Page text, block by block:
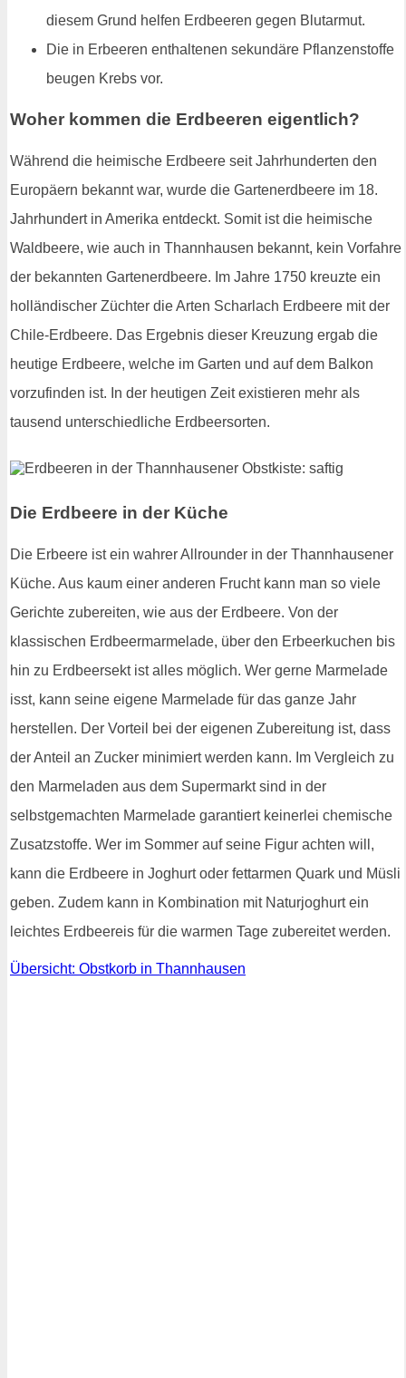
diesem Grund helfen Erdbeeren gegen Blutarmut.
Die in Erbeeren enthaltenen sekundäre Pflanzenstoffe
beugen Krebs vor.
Woher kommen die Erdbeeren eigentlich?
Während die heimische Erdbeere seit Jahrhunderten den
Europäern bekannt war, wurde die Gartenerdbeere im 18.
Jahrhundert in Amerika entdeckt. Somit ist die heimische
Waldbeere, wie auch in Thannhausen bekannt, kein Vorfahre
der bekannten Gartenerdbeere. Im Jahre 1750 kreuzte ein
holländischer Züchter die Arten Scharlach Erdbeere mit der
Chile-Erdbeere. Das Ergebnis dieser Kreuzung ergab die
heutige Erdbeere, welche im Garten und auf dem Balkon
vorzufinden ist. In der heutigen Zeit existieren mehr als
tausend unterschiedliche Erdbeersorten.
Die Erdbeere in der Küche
Die Erbeere ist ein wahrer Allrounder in der Thannhausener
Küche. Aus kaum einer anderen Frucht kann man so viele
Gerichte zubereiten, wie aus der Erdbeere. Von der
klassischen Erdbeermarmelade, über den Erbeerkuchen bis
hin zu Erdbeersekt ist alles möglich. Wer gerne Marmelade
isst, kann seine eigene Marmelade für das ganze Jahr
herstellen. Der Vorteil bei der eigenen Zubereitung ist, dass
der Anteil an Zucker minimiert werden kann. Im Vergleich zu
den Marmeladen aus dem Supermarkt sind in der
selbstgemachten Marmelade garantiert keinerlei chemische
Zusatzstoffe. Wer im Sommer auf seine Figur achten will,
kann die Erdbeere in Joghurt oder fettarmen Quark und Müsli
geben. Zudem kann in Kombination mit Naturjoghurt ein
leichtes Erdbeereis für die warmen Tage zubereitet werden.
Übersicht: Obstkorb in Thannhausen